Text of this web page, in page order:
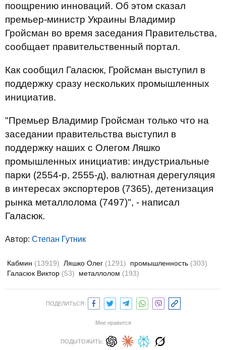
поощрению инноваций. Об этом сказал
премьер-министр Украины Владимир
Гройсман во время заседания Правительства,
сообщает правительственный портал.
Как сообщил Галасюк, Гройсман выступил в
поддержку сразу нескольких промышленных
инициатив.
"Премьер Владимир Гройсман только что на
заседании правительства выступил в
поддержку наших с Олегом Ляшко
промышленных инициатив: индустриальные
парки (2554-р, 2555-д), валютная дерегуляция
в интересах экспортеров (7365), детенизация
рынка металлолома (7497)", - написал
Галасюк.
Автор: Степан Гутник
Кабмин (13919) Ляшко Олег (1291) промышленность (303)
Галасюк Виктор (53) металлолом (193)
ПОДЕЛИТЬСЯ:
Мне нравится
ПОДЫТОЖИТЬ: